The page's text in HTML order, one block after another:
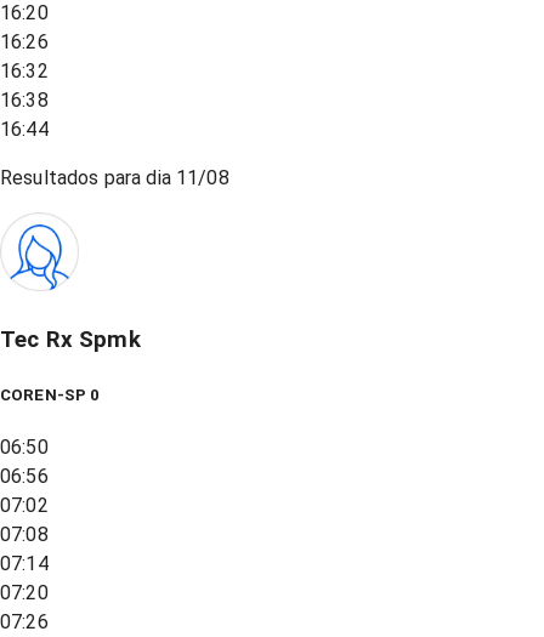
16:20
16:26
16:32
16:38
16:44
Resultados para dia 11/08
Tec Rx Spmk
COREN-SP 0
06:50
06:56
07:02
07:08
07:14
07:20
07:26